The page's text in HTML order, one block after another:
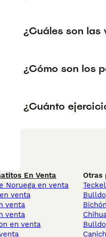
¿Cuáles son las
¿Cómo son los
¿Cuánto
En Venta
Noruega en venta
venta
venta
venta
en venta
Otras